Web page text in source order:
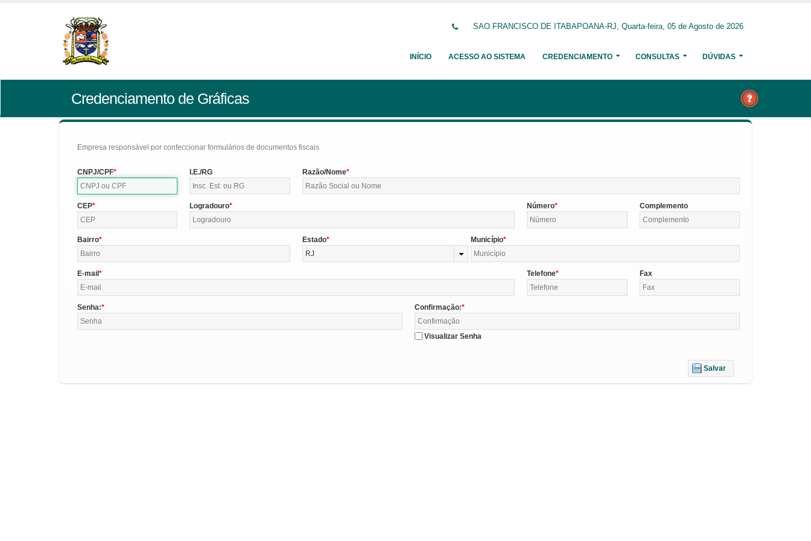
SAO FRANCISCO DE ITABAPOANA-RJ, Quarta-feira, 05 de Agosto de 2026
INÍCIO ACESSO AO SISTEMA CREDENCIAMENTO CONSULTAS DÚVIDAS
Credenciamento de Gráficas
Empresa responsável por confeccionar formulários de documentos fiscais
CNPJ/CPF I.E./RG Razão/Nome
CEP Logradouro Número Complemento
Bairro
Estado
RJ
Município
E-mail Telefone Fax
Senha: Confirmação:
Visualizar Senha
Salvar